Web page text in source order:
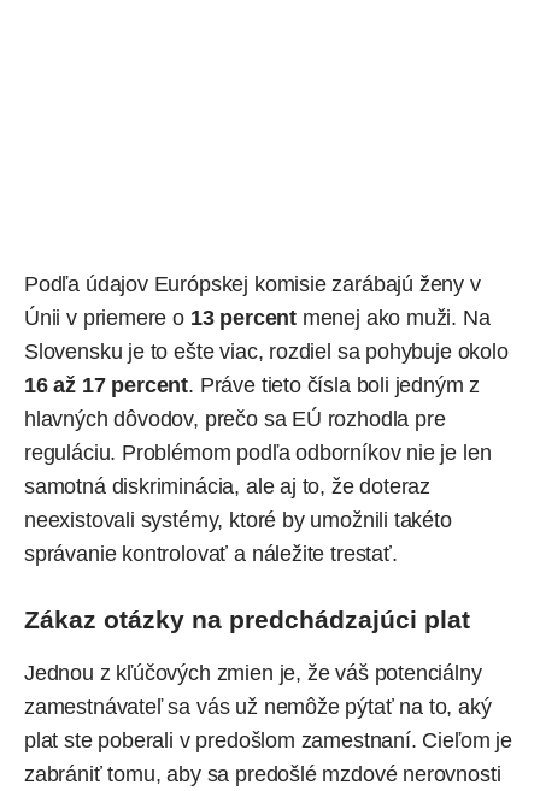
Podľa údajov Európskej komisie zarábajú ženy v
Únii v priemere o 13 percentmenej ako muži. Na
Slovensku je to ešte viac, rozdiel sa pohybuje okolo
16 až 17 percent. Práve tieto čísla boli jedným z
hlavných dôvodov, prečo sa EÚ rozhodla pre
reguláciu. Problémom podľa odborníkov nie je len
samotná diskriminácia, ale aj to, že doteraz
neexistovali systémy, ktoré by umožnili takéto
správanie kontrolovať a náležite trestať.
Zákaz otázky na predchádzajúci plat
Jednou z kľúčových zmien je, že váš potenciálny
zamestnávateľ sa vás už nemôže pýtať na to, aký
plat ste poberali v predošlom zamestnaní. Cieľom je
zabrániť tomu, aby sa predošlé mzdové nerovnosti